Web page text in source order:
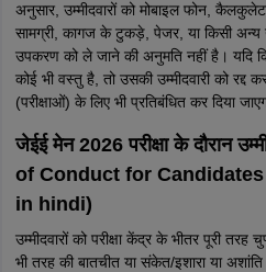
अनुसार, उम्मीदवारों को मोबाइल फोन,
सामग्री, कागज के टुकड़े, पेजर, या किसी
उपकरण को ले जाने की अनुमति नहीं है। यदि
कोई भी वस्तु है, तो उसकी उम्मीदवारी को रद्द
(परीक्षाओं) के लिए भी प्रतिबंधित कर दिया
जेईई मेन 2026 परीक्षा के दौरान
of Conduct for
in hindi)
उम्मीदवारों को परीक्षा केंद्र के भीतर पूरी तरह
भी तरह की बातचीत या संकेत/इशारा या अशांति